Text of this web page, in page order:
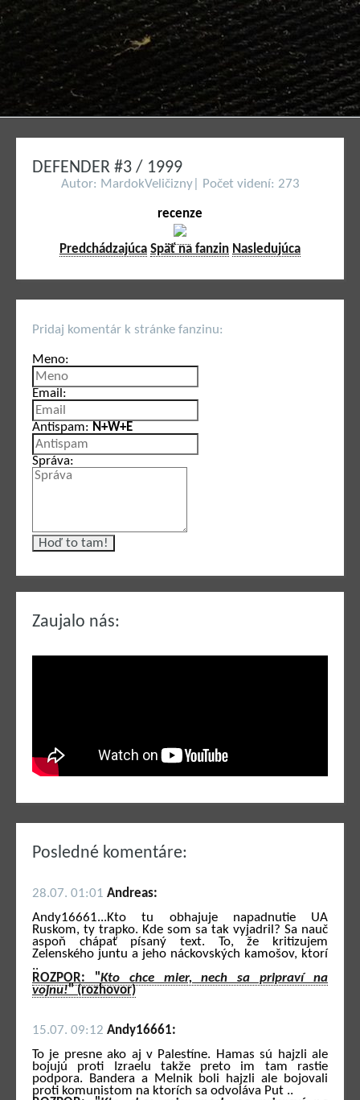
Zaujalo nás:
Posledné komentáre:
28.07. 01:01 Andreas:
Andy16661...Kto tu obhajuje napadnutie UA
Ruskom, ty trapko. Kde som sa tak vyjadril? Sa nauč
aspoň chápať písaný text. To, že kritizujem
Zelenského juntu a jeho náckovských kamošov, ktorí
..
ROZPOR: "Kto chce mier, nech sa pripraví na
vojnu!" (rozhovor)
15.07. 09:12 Andy16661:
To je presne ako aj v Palestíne. Hamas sú hajzli ale
bojujú proti Izraelu takže preto im tam rastie
podpora. Bandera a Melnik boli hajzli ale bojovali
proti komunistom na ktorích sa odvoláva Put ..
DEFENDER #3 / 1999
Autor: MardokVeličizny| Počet videní: 273
recenze
Predchádzajúca Späť na fanzin Nasledujúca
Pridaj komentár k stránke fanzinu:
Meno:
Email:
Antispam: N+W+E
Správa: